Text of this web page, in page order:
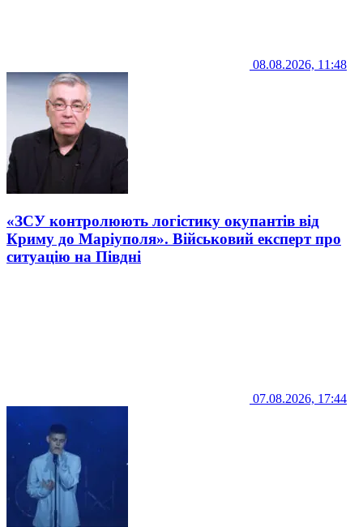
08.08.2026, 11:48
«ЗСУ контролюють логістику окупантів від
Криму до Маріуполя». Військовий експерт про
ситуацію на Півдні
07.08.2026, 17:44